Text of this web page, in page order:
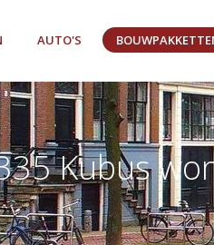
AUTO'S
Kubus